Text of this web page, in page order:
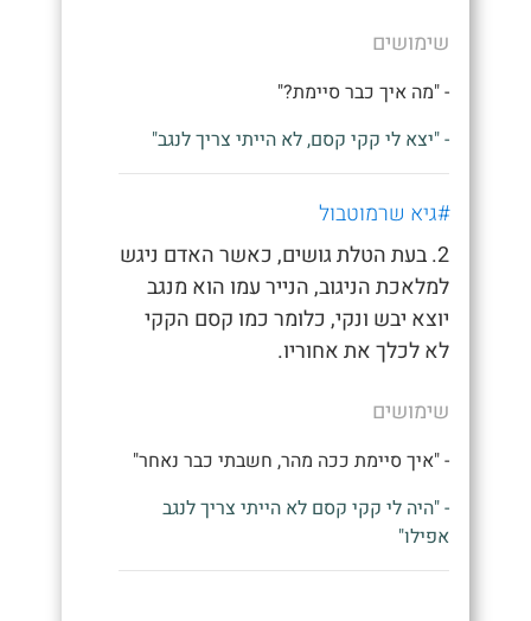
שימושים
- "מה איך כבר סיימת?"
- "יצא לי קקי קסם, לא הייתי צריך לנגב"
#גיא שרמוטבול
2. בעת הטלת גושים, כאשר האדם ניגש
למלאכת הניגוב, הנייר עמו הוא מנגב
יוצא יבש ונקי, כלומר כמו קסם הקקי
לא לכלך את אחוריו.
שימושים
- "איך סיימת ככה מהר, חשבתי כבר נאחר"
- "היה לי קקי קסם לא הייתי צריך לנגב
אפילו"